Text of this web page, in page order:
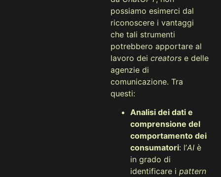
possiamo esimerci dal
riconoscere i vantaggi
che tali strumenti
potrebbero apportare al
lavoro dei creators e delle
agenzie di
comunicazione. Tra
questi:
Analisi dei dati e
comprensione del
comportamento dei
consumatori: l’AI è
in grado di
identificare i pattern